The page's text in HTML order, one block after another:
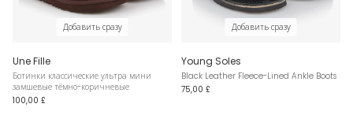
Добавить сразу
Une Fille
Ботинки классические ультра мини
замшевые тёмно-коричневые
100,00 £
Добавить сразу
Young Soles
Black Leather Fleece-Lined Ankle Boots
75,00 £